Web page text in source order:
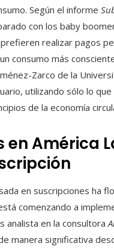
Según el informe
con los baby
realizar pagos
un consumo más
Zarco de la
utilizando sólo lo
de la economía
en América
en suscripciones ha
comenzando a
analista en la consultora
manera significativa